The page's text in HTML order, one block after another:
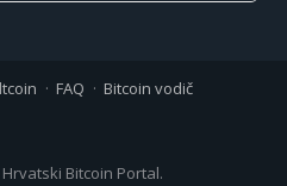
FAQ
Bitcoin vodič
Bitcoin Portal.